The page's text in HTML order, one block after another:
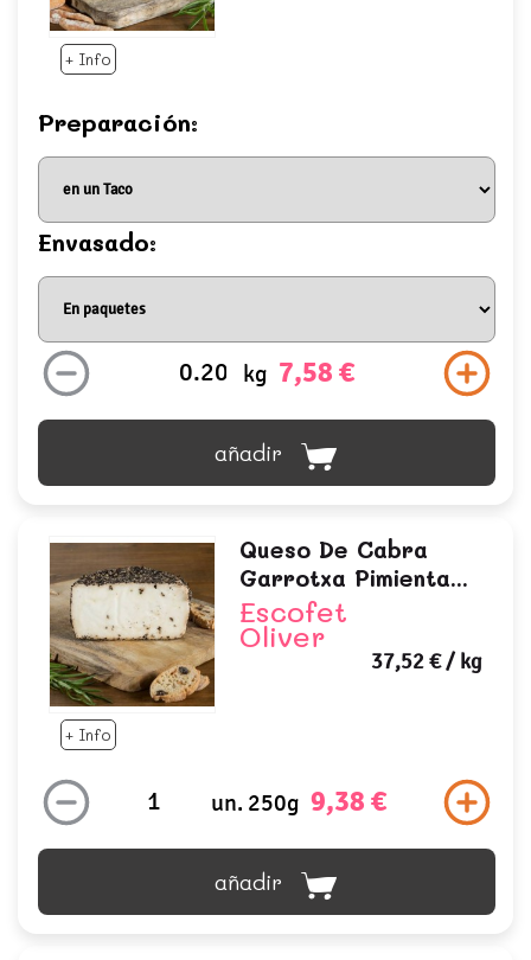
+ Info
Preparación:
Envasado:
kg 7,58 €
añadir
+ Info
Queso De Cabra
Garrotxa Pimienta...
Escofet
Oliver
37,52 €/ kg
un. 250g 9,38 €
añadir